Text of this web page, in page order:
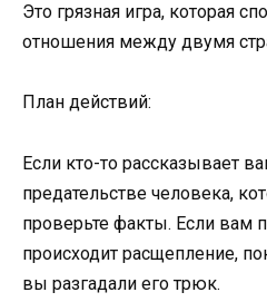
Это грязная игра, которая
отношения между двумя
План действий:
Если кто-то рассказывает
предательстве человека,
проверьте факты. Если вам
происходит расщепление,
вы разгадали его трюк.